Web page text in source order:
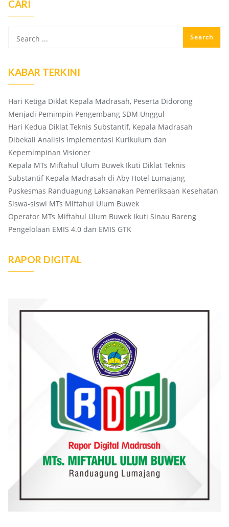
CARI
KABAR TERKINI
Hari Ketiga Diklat Kepala Madrasah, Peserta Didorong
Menjadi Pemimpin Pengembang SDM Unggul
Hari Kedua Diklat Teknis Substantif, Kepala Madrasah
Dibekali Analisis Implementasi Kurikulum dan
Kepemimpinan Visioner
Kepala MTs Miftahul Ulum Buwek Ikuti Diklat Teknis
Substantif Kepala Madrasah di Aby Hotel Lumajang
Puskesmas Randuagung Laksanakan Pemeriksaan Kesehatan
Siswa-siswi MTs Miftahul Ulum Buwek
Operator MTs Miftahul Ulum Buwek Ikuti Sinau Bareng
Pengelolaan EMIS 4.0 dan EMIS GTK
RAPOR DIGITAL